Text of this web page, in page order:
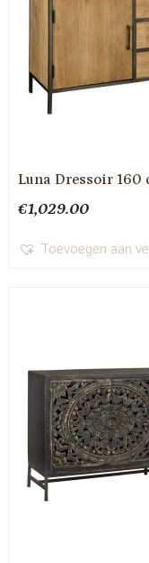
Luna Dressoir 160
€1,029.00
Toevoegen aan